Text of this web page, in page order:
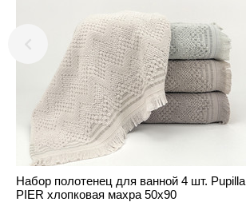
Набор полотенец для ванной 4 шт. Pupilla
PIER хлопковая махра 50х90